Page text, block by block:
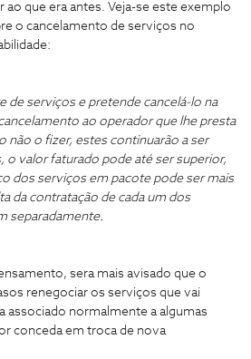
ao que era antes. Veja-se este exemplo
o cancelamento de serviços no
de serviços e pretende cancelá-lo na
ao operador que lhe presta
não o fizer, estes continuarão a ser
o valor faturado pode até ser superior,
dos serviços em pacote pode ser mais
da contratação de cada um dos
separadamente.
sera mais avisado que o
renegociar os serviços que vai
associado normalmente a algumas
conceda em troca de nova